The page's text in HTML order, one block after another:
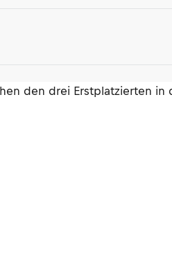
den drei Erstplatzierten in